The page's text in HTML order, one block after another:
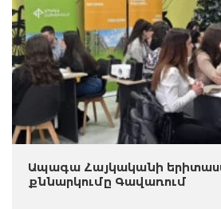
Ապագա Հայկականի
քննարկումը Գավառում